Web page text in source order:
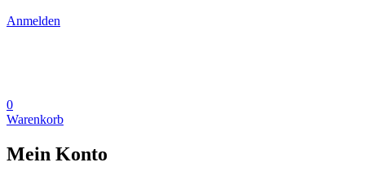
Anmelden
0
Warenkorb
Mein Konto